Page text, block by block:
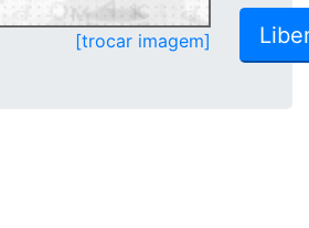
[trocar imagem]